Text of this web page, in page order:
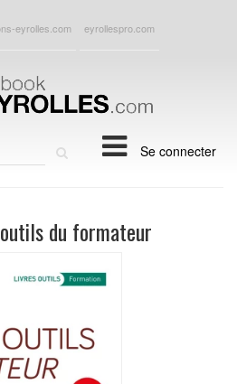
eyrolles.com eyrollespro.com
Se connecter
du formateur